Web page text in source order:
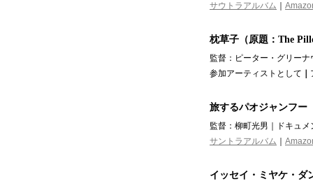
サウトラアルバム
枕草子（原題：The
監督：ピーター・グリー
参加アーティストとして
旅するパオジャンフー
監督：柳町光男｜ドキュ
サントラアルバム
イッセイ・ミヤケ・ダ